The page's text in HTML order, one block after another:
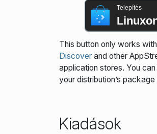
Telepítés
This button only works with
Discoverand other
application stores. You can
your distribution’s package
Kiadások